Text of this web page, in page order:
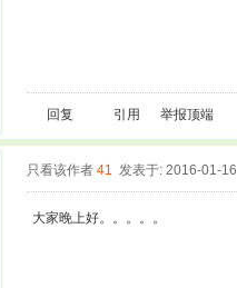
回复 引用 举报顶端
只看该作者 41 发表于: 2016-01-16
大家晚上好。。。。。